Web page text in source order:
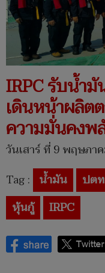
IRPC รับน้ำ
เดินหน้าผลิต
ความมั่นคงพ
วันเสาร์ ที่ 9 พฤษภา
Tag : น้ำมัน ปต
หุ้นกู้
IRPC